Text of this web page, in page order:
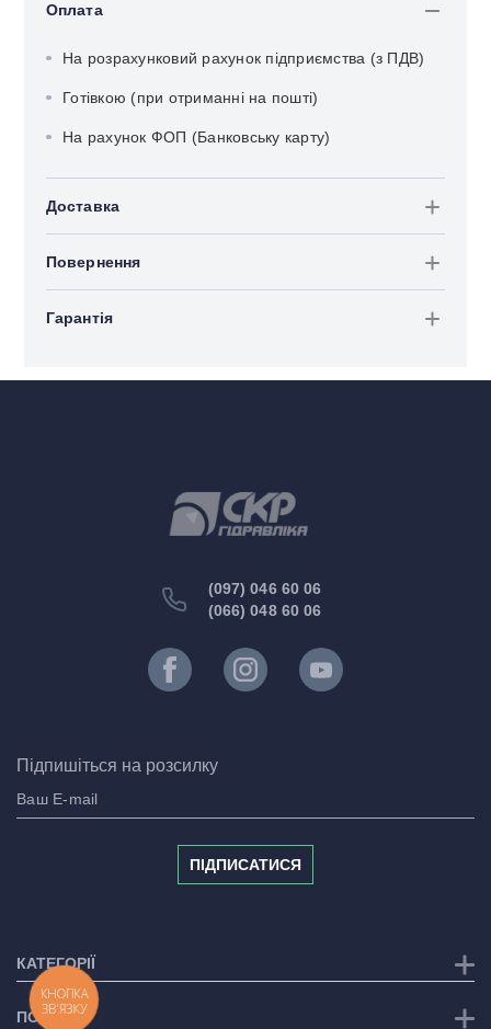
Оплата
На розрахунковий рахунок підприємства (з ПДВ)
Готівкою (при отриманні на пошті)
На рахунок ФОП (Банковську карту)
Доставка
Повернення
Гарантія
(097) 046 60 06
(066) 048 60 06
Підпишіться на розсилку
ПІДПИСАТИСЯ
КАТЕГОРІЇ
ПОСЛУГИ
КНОПКА
ЗВ'ЯЗКУ